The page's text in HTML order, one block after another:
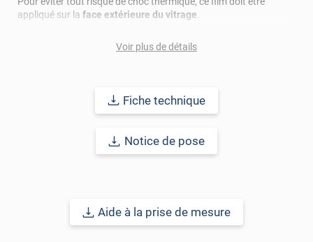
appliqué sur la face extérieure du vitrage
Facile à poser, il ne nécessiteaucune compétence technique
est simple : utilisez uniquement des
accessoires non abrasifs. Après la pose, il est recommandé
Pour plus d’informations, consultez la fiche technique ou
Référence commerciale :3MMIRROR35.
Voir plus de détails
Fiche technique
Notice de pose
Aide à la prise de mesure